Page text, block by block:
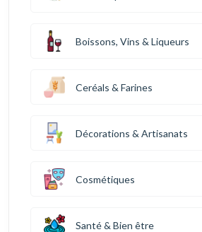
Boissons, Vins & Liqueurs
Ceréals & Farines
Décorations & Artisanats
Cosmétiques
Santé & Bien être